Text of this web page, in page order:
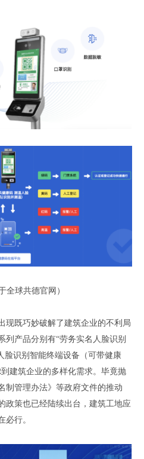
全球共德官网 ）
现既巧妙破解了建筑企业的不利局
列产品分别有“劳务实名人脸识别
脸识别智能终端设备 （可带健康
建筑企业的多样化需求。 毕竟抛
制管理办法》 等政府文件的推动
政策也已经陆续出台 ， 建筑工地应
必行。